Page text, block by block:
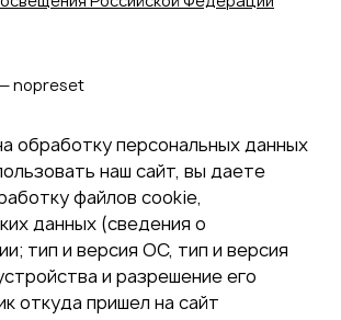
nopreset
обработку персональных данных
наш сайт, вы даете
файлов cookie,
данных (сведения о
тип и версия ОС, тип и версия
и разрешение его
откуда пришел на сайт